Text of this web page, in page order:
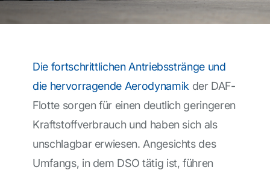
Die fortschrittlichen Antriebsstränge und
die hervorragende Aerodynamik der DAF-
Flotte sorgen für einen deutlich geringeren
Kraftstoffverbrauch und haben sich als
unschlagbar erwiesen. Angesichts des
Umfangs, in dem DSO tätig ist, führen